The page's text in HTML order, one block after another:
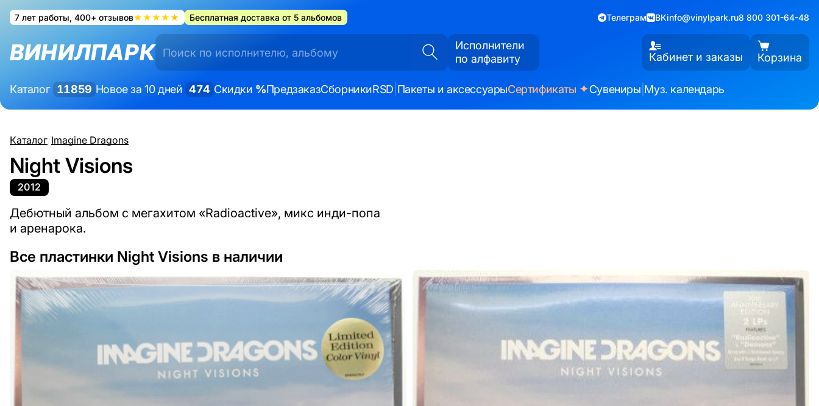
7 лет работы, 400+ отзывов★★★★★ Бесплатная доставка от 5 альбомов Телеграм ВКinfo@vinylpark.ru8 800 301-64-48
ВИНИЛПАРК
Исполнители
по алфавиту
Кабинет и заказы Корзина
Каталог 11859 Новое за 10 дней 474 Скидки %ПредзаказСборникиRSD Пакеты и аксессуарыСертификаты ✦Сувениры Муз. календарь
Каталог/Imagine Dragons
Night Visions
2012
Дебютный альбом с мегахитом «Radioactive», микс инди-попа
и аренарока.
Все пластинки Night Visions в наличии